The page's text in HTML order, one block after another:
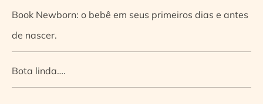
Book Newborn: o bebê em seus primeiros dias e antes
de nascer.
Bota linda….